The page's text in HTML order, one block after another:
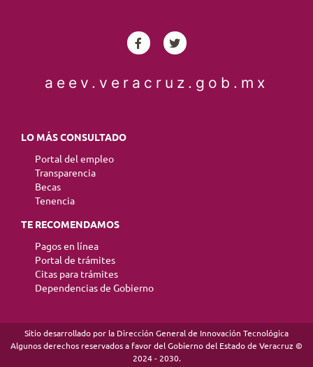
aeev.veracruz.gob.mx
LO MÁS CONSULTADO
Portal del empleo
Transparencia
Becas
Tenencia
TE RECOMENDAMOS
Pagos en línea
Portal de trámites
Citas para trámites
Dependencias de Gobierno
Sitio desarrollado por la Dirección General de Innovación Tecnológica
Algunos derechos reservados a favor del Gobierno del Estado de Veracruz ©
2024 - 2030.